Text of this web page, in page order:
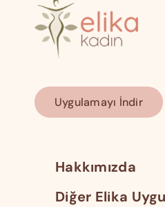
Uygulamayı İndir
Hakkımızda
Diğer Elika